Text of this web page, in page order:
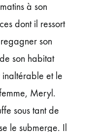
à son
dont il ressort
son
son habitat
et le
Meryl.
sous tant de
le submerge. Il